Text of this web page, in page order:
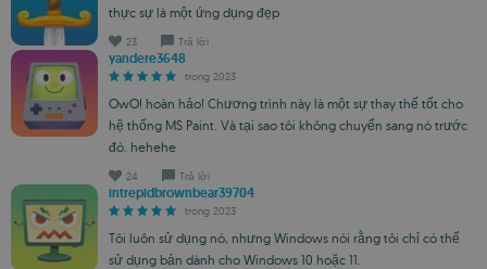
thực sự là một ứng dụng đẹp
23 Trả lời
yandere3648
trong 2023
OwO! hoàn hảo! Chương trình này là một sự thay thế tốt cho
hệ thống MS Paint. Và tại sao tôi không chuyển sang nó trước
đó. hehehe
24 Trả lời
intrepidbrownbear39704
trong 2023
Tôi luôn sử dụng nó, nhưng Windows nói rằng tôi chỉ có thể
sử dụng bản dành cho Windows 10 hoặc 11.